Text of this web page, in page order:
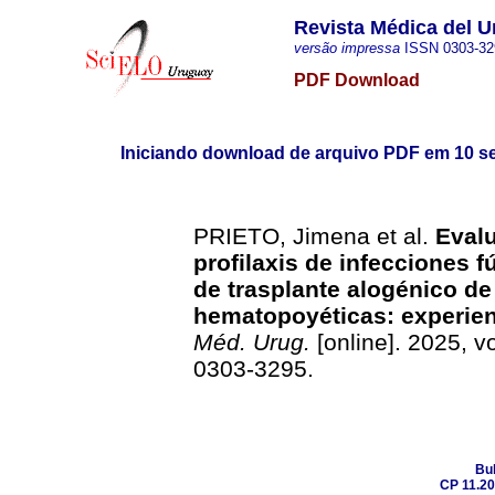
Revista Médica del
versão impressa ISSN 0303-
PDF Download
Iniciando download de arquivo PDF em 10
PRIETO, Jimena et al.
profilaxis de infecciones
de trasplante alogénico
hematopoyéticas:
Méd. Urug. [online]. 2025,
0303-3295.
CP